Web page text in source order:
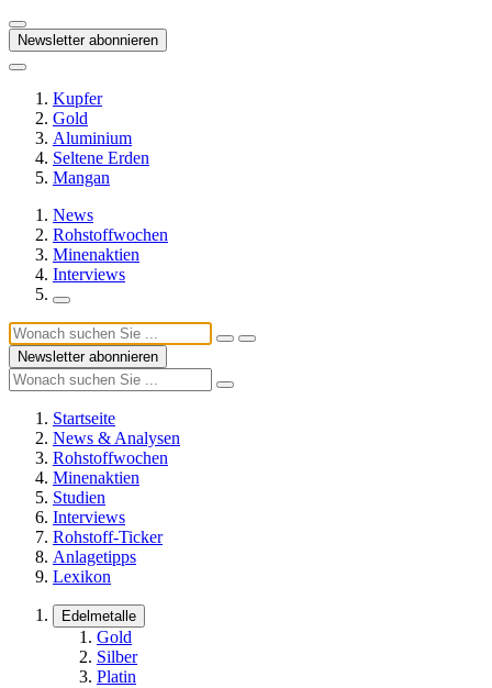
Newsletter abonnieren
Kupfer
Gold
Aluminium
Seltene Erden
Mangan
News
Rohstoffwochen
Minenaktien
Interviews
Newsletter abonnieren
Startseite
News & Analysen
Rohstoffwochen
Minenaktien
Studien
Interviews
Rohstoff-Ticker
Anlagetipps
Lexikon
Edelmetalle
Gold
Silber
Platin